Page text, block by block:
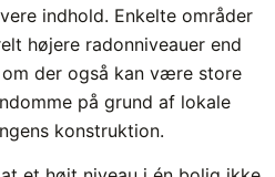
indhold. Enkelte områder
højere radonniveauer end
der også kan være store
på grund af lokale
konstruktion.